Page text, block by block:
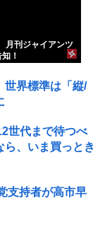
月刊ジャイアンツ
！
世界標準は「縦/
世代まで待つべ
ら、いま買っとき
支持者が高市早